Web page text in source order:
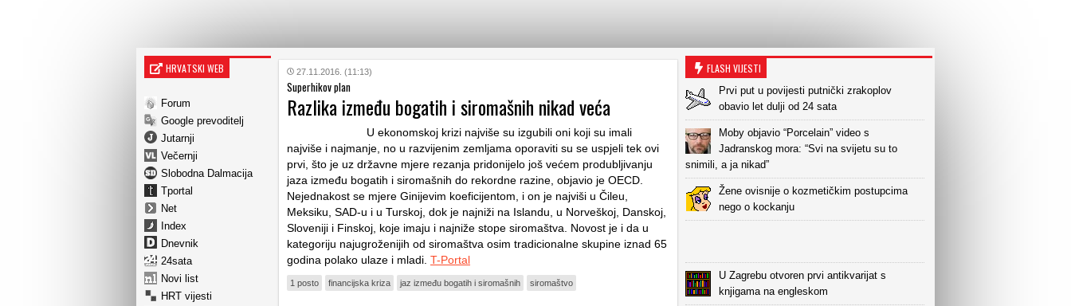
HRVATSKI WEB
Forum
Google prevoditelj
Jutarnji
Večernji
Slobodna Dalmacija
Tportal
Net
Index
Dnevnik
24sata
Novi list
HRT vijesti
27.11.2016. (11:13)
Superhikov plan
Razlika između bogatih i siromašnih nikad veća
U ekonomskoj krizi najviše su izgubili oni koji su imali
najviše i najmanje, no u razvijenim zemljama oporaviti su se uspjeli tek ovi
prvi, što je uz državne mjere rezanja pridonijelo još većem produbljivanju
jaza između bogatih i siromašnih do rekordne razine, objavio je OECD.
Nejednakost se mjere Ginijevim koeficijentom, i on je najviši u Čileu,
Meksiku, SAD-u i u Turskoj, dok je najniži na Islandu, u Norveškoj, Danskoj,
Sloveniji i Finskoj, koje imaju i najniže stope siromaštva. Novost je i da u
kategoriju najugroženijih od siromaštva osim tradicionalne skupine iznad 65
godina polako ulaze i mladi. T-Portal
1 posto financijska kriza jaz između bogatih i siromašnih siromaštvo
FLASH VIJESTI
Prvi put u povijesti putnički zrakoplov
obavio let dulji od 24 sata
Moby objavio “Porcelain” video s
Jadranskog mora: “Svi na svijetu su to
snimili, a ja nikad”
Žene ovisnije o kozmetičkim postupcima
nego o kockanju
U Zagrebu otvoren prvi antikvarijat s
knjigama na engleskom